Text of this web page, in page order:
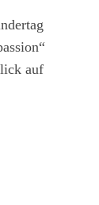
auf